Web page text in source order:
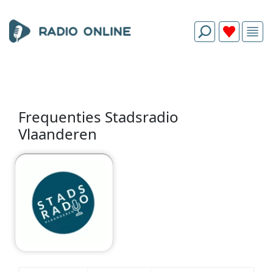
Frequenties Stadsradio
Vlaanderen